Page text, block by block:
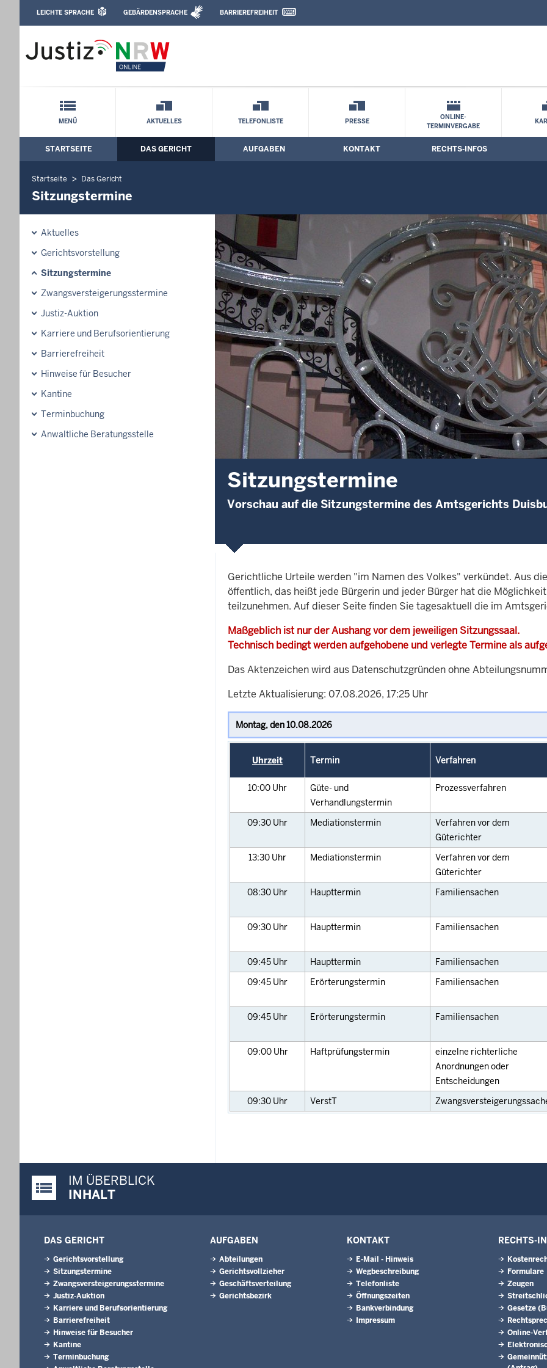
Amtsgericht Duisburg: Sitzungstermine
Leichte Sprache, Gebärdensprachenvideo und Kontaktformular
LEICHTE SPRACHE GEBÄRDENSPRACHE BARRIEREFREIHEIT
Schnellnavigation mit Volltext-Suche
MENÜ AKTUELLES TELEFONLISTE PRESSE
ONLINE-
TERMINVERGABE
Hauptmenü: Hauptnavigation
STARTSEITE DAS GERICHT AUFGABEN KONTAKT RECHTS-INFOS
Startseite Das Gericht
Sitzungstermine
Aktuelles
Gerichtsvorstellung
Sitzungstermine
Zwangsversteigerungsstermine
Justiz-Auktion
Karriere und Berufsorientierung
Barrierefreiheit
Hinweise für Besucher
Kantine
Terminbuchung
Anwaltliche Beratungsstelle
Sitzungstermine
Vorschau auf die Sitzungstermine des Amtsgerichts
Gerichtliche Urteile werden "im Namen des Volkes" verkündet. Aus
öffentlich, das heißt jede Bürgerin und jeder Bürger hat die
teilzunehmen. Auf dieser Seite finden Sie tagesaktuell die im
Maßgeblich ist nur der Aushang vor dem jeweiligen Sitzungssaal.
Technisch bedingt werden aufgehobene und verlegte Termine als
Das Aktenzeichen wird aus Datenschutzgründen ohne
Letzte Aktualisierung: 07.08.2026, 17:25 Uhr
Uhrzeit Termin Verfahren
10:00 Uhr
Güte- und
Verhandlungstermin
Prozessverfahren
09:30 Uhr Mediationstermin
Verfahren vor dem
Güterichter
13:30 Uhr Mediationstermin
Verfahren vor dem
Güterichter
08:30 Uhr Haupttermin Familiensachen
09:30 Uhr Haupttermin Familiensachen
09:45 Uhr Haupttermin
Familiensachen
09:45 Uhr Erörterungstermin Familiensachen
09:45 Uhr Erörterungstermin Familiensachen
09:00 Uhr Haftprüfungstermin
einzelne richterliche
Anordnungen oder
Entscheidungen
09:30 Uhr VerstT
Justiz-Portal im Überblick:
IM ÜBERBLICK
INHALT
DAS GERICHT
Gerichtsvorstellung
Sitzungstermine
Zwangsversteigerungsstermine
Justiz-Auktion
Karriere und Berufsorientierung
Barrierefreiheit
Hinweise für Besucher
Kantine
Terminbuchung
AUFGABEN
Abteilungen
Gerichtsvollzieher
Geschäftsverteilung
Gerichtsbezirk
KONTAKT
E-Mail - Hinweis
Wegbeschreibung
Telefonliste
Öffnungszeiten
Bankverbindung
Impressum
RECHTS-
Formulare
Zeugen
Gesetze
Online-